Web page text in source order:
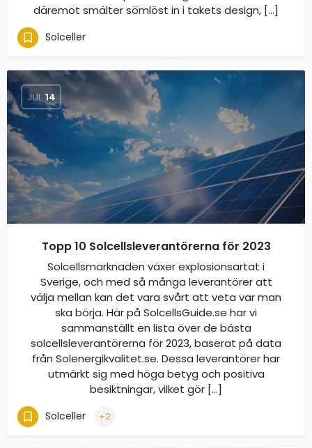
däremot smälter sömlöst in i takets design, […]
Solceller
JUL 14
Topp 10 Solcellsleverantörerna för 2023
Solcellsmarknaden växer explosionsartat i
Sverige, och med så många leverantörer att
välja mellan kan det vara svårt att veta var man
ska börja. Här på SolcellsGuide.se har vi
sammanställt en lista över de bästa
solcellsleverantörerna för 2023, baserat på data
från Solenergikvalitet.se. Dessa leverantörer har
utmärkt sig med höga betyg och positiva
besiktningar, vilket gör […]
Solceller +2